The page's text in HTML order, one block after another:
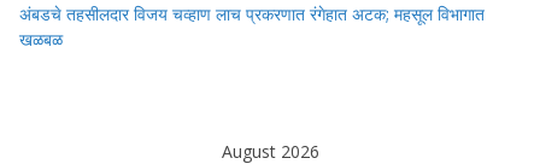
अंबडचे तहसीलदार विजय चव्हाण लाच प्रकरणात रंगेहात अटक; महसूल विभागात
खळबळ
August 2026